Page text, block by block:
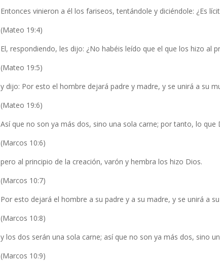
Entonces vinieron a él los fariseos, tentándole y diciéndole: ¿Es
(Mateo 19:4)
El, respondiendo, les dijo: ¿No habéis leído que el que los hizo al
(Mateo 19:5)
y dijo: Por esto el hombre dejará padre y madre, y se unirá a su
(Mateo 19:6)
Así que no son ya más dos, sino una sola carne; por tanto, lo
(Marcos 10:6)
pero al principio de la creación, varón y hembra los hizo Dios.
(Marcos 10:7)
Por esto dejará el hombre a su padre y a su madre, y se unirá a
(Marcos 10:8)
y los dos serán una sola carne; así que no son ya más dos, sino
(Marcos 10:9)